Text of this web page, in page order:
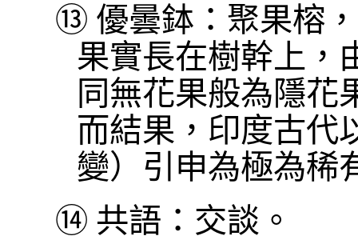
⑬ 優曇鉢：聚果榕
果實長在樹幹上，
同無花果般為隱花
而結果，印度古代
變）引申為極為稀
⑭ 共語：交談。